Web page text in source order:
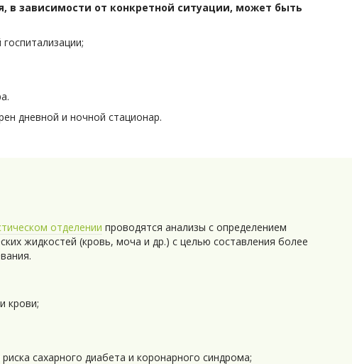
в зависимости от конкретной ситуации, может быть
дневной и ночной стационар.
отделении проводятся анализы с определением
жидкостей (кровь, моча и др.) с целью составления более
крови;
сахарного диабета и коронарного синдрома;